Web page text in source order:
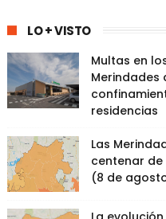
LO + VISTO
Multas en
Merindades
residencias
Las
centenar
(8 de